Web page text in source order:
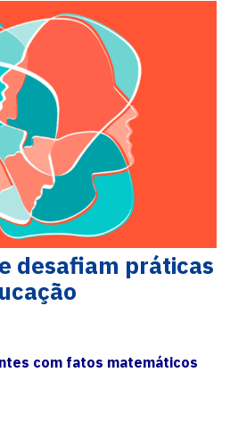
desafiam práticas
com fatos matemáticos